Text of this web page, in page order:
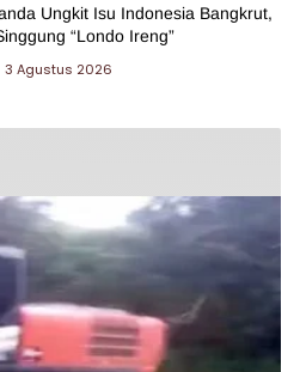
Ungkit Isu Indonesia Bangkrut,
“Londo Ireng”
3 Agustus 2026